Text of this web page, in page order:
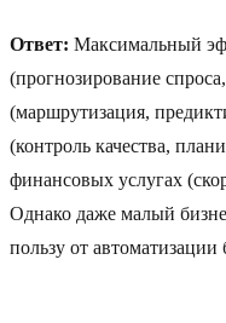
Ответ: Максимальный
(прогнозирование
(маршрутизация,
(контроль качества,
финансовых услугах
Однако даже малый
пользу от автоматизации